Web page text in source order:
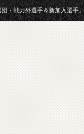
加入選手」